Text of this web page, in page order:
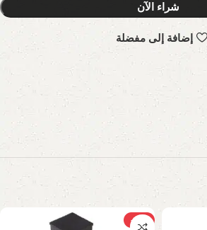
شراء الآن
إضافة إلى مفضلة
-10%